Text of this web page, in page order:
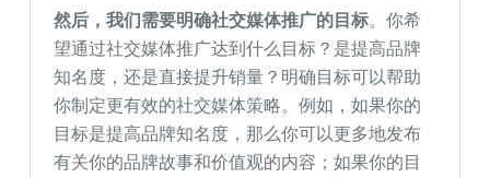
然后，我们需要明确社交媒体推广的目标。你希
望通过社交媒体推广达到什么目标？是提高品牌
知名度，还是直接提升销量？明确目标可以帮助
你制定更有效的社交媒体策略。例如，如果你的
目标是提高品牌知名度，那么你可以更多地发布
有关你的品牌故事和价值观的内容；如果你的目